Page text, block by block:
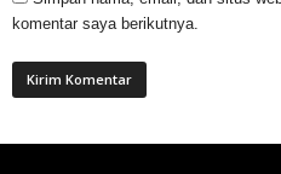
komentar saya berikutnya.